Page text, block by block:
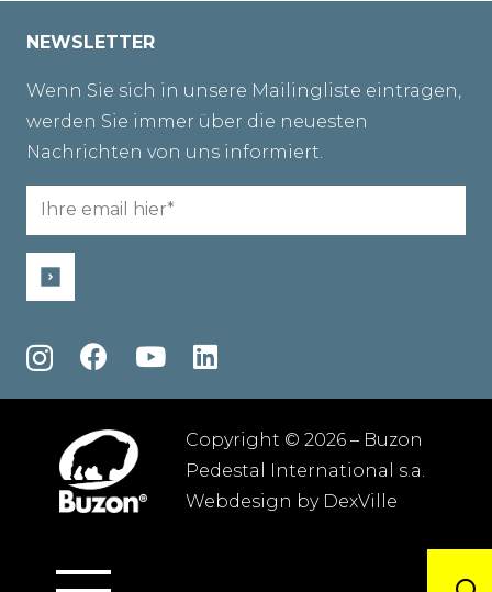
NEWSLETTER
Wenn Sie sich in unsere Mailingliste eintragen,
werden Sie immer über die neuesten
Nachrichten von uns informiert.
Email
Copyright © 2026 – Buzon
Pedestal International s.a.
Webdesign by DexVille